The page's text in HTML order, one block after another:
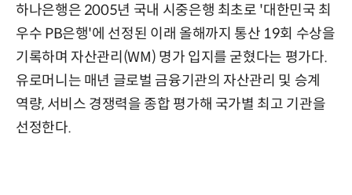
하나은행은 2005년 국내 시중은행 최초로 '대한민국 최
우수 PB은행'에 선정된 이래 올해까지 통산 19회 수상을
기록하며 자산관리(WM) 명가 입지를 굳혔다는 평가다.
유로머니는 매년 글로벌 금융기관의 자산관리 및 승계
역량, 서비스 경쟁력을 종합 평가해 국가별 최고 기관을
선정한다.